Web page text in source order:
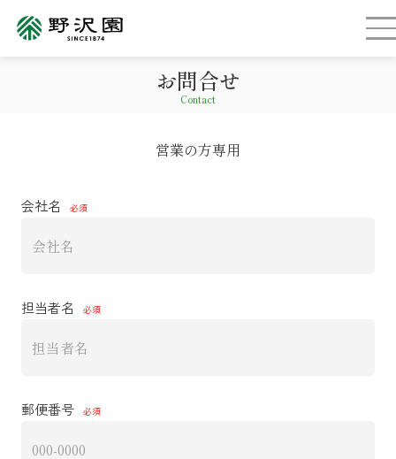
お問合せ
Contact
営業の方専用
会社名
担当者名
郵便番号